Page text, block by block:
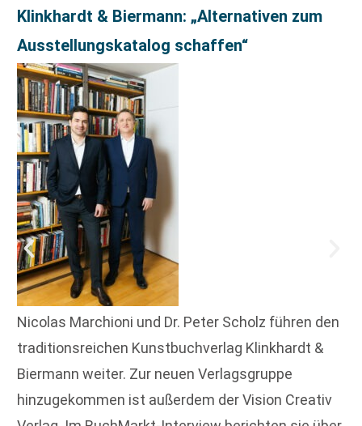
Klinkhardt & Biermann: „Alternativen zum
Ausstellungskatalog schaffen“
Nicolas Marchioni und Dr. Peter Scholz führen den
traditionsreichen Kunstbuchverlag Klinkhardt &
Biermann weiter. Zur neuen Verlagsgruppe
hinzugekommen ist außerdem der Vision Creativ